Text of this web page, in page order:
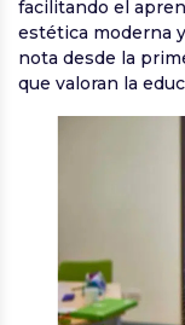
facilitando el
estética moderna
nota desde la
que valoran la